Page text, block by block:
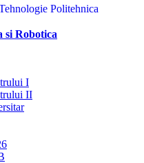
Politehnica
si Robotica
I
II